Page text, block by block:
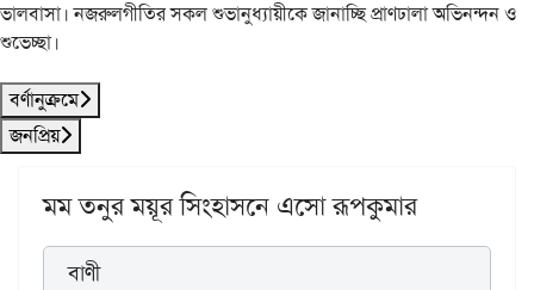
ভালবাসা। নজরুলগীতির সকল শুভানুধ্যায়ীকে জানাচ্ছি প্রাণঢালা অভিনন্দন ও
শুভেচ্ছা।
বর্ণানুক্রমে
জনপ্রিয়
মম তনুর ময়ূর সিংহাসনে এসো রূপকুমার
বাণী